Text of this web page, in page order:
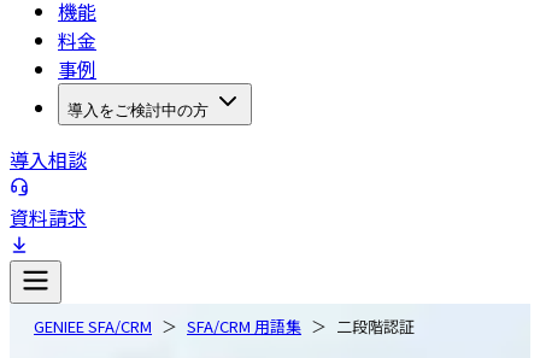
機能
料金
事例
導入をご検討中の方
導入相談
資料請求
GENIEE SFA/CRM SFA/CRM 用語集 二段階認証